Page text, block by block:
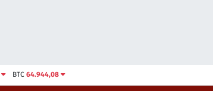
BTC 64.944,08